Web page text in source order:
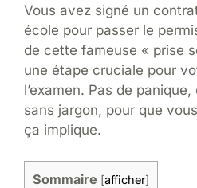
Vous avez signé un
école pour passer le
de cette fameuse « prise
une étape cruciale pour
l’examen. Pas de
sans jargon, pour que
ça implique.
Sommaire [afficher]